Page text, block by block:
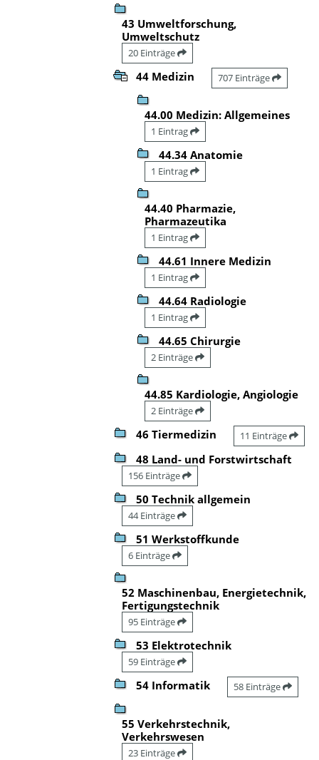
43 Umweltforschung,
Umweltschutz
20 Einträge
44 Medizin 707 Einträge
44.00 Medizin: Allgemeines
1 Eintrag
44.34 Anatomie
1 Eintrag
44.40 Pharmazie,
Pharmazeutika
1 Eintrag
44.61 Innere Medizin
1 Eintrag
44.64 Radiologie
1 Eintrag
44.65 Chirurgie
2 Einträge
44.85 Kardiologie, Angiologie
2 Einträge
46 Tiermedizin 11 Einträge
48 Land- und Forstwirtschaft
156 Einträge
50 Technik allgemein
44 Einträge
51 Werkstoffkunde
6 Einträge
52 Maschinenbau, Energietechnik,
Fertigungstechnik
95 Einträge
53 Elektrotechnik
59 Einträge
54 Informatik 58 Einträge
55 Verkehrstechnik,
Verkehrswesen
23 Einträge